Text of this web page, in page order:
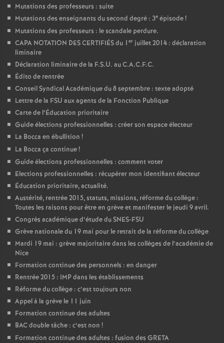
Mutations des professeurs : suite
Mutations des enseignants du second degré : 3e épisode!
Mutations des professeurs : le scandale perdure.
CAPA NOTATION DES CERTIFIÉS du 1 er juillet 2014 : déclaration
liminaire
Déclaration liminaire de la F.S.U. au C.A.C.F.C.
Édito de rentrée
Conseil Syndical Académique du 8 septembre : texte adopté
Lettre de la FSU aux agents de la Fonction Publique
Carte de l’Éducation prioritaire
Guide élections professionnelles : créer son espace électeur
La Bocca en ébullition !
La Bocca ça continue!
Guide élections professionnelles : comment voter
Elections professionnelles : récupérer mon identifiant électeur
Éducation prioritaire, actualité.
Austérité, rentrée 2015, statuts, missions, réforme du collège :
Toutes les raisons pour être en grève et manifester le jeudi 9 avril.
Congrès académique d’étude du SNES-FSU
Grève nationale du 19 mai pour le retrait de la réforme du collège
Mardi 19 mai : grève majoritaire dans les collèges de l’académie de
Nice
Formation continue des personnels : en danger
Rentrée 2015 : IMP dans les établissements
Réforme du collège : c’est toujours non
Appel à la grève le 11 juin
Formation continue des adultes
BAC double tâche : c’est non !
Formation continue des adultes : fusion des GRETA